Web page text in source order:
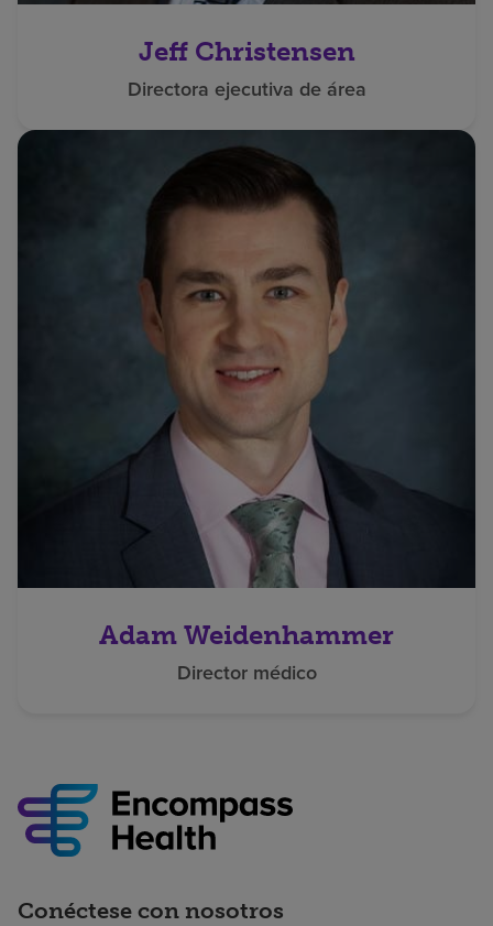
Jeff Christensen
Directora ejecutiva de área
Adam Weidenhammer
Director médico
Conéctese con nosotros